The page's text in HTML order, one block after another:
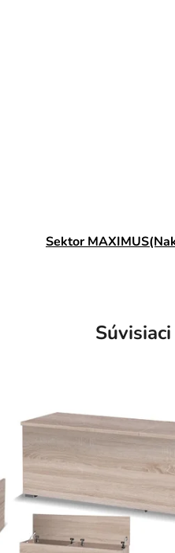
Sektor